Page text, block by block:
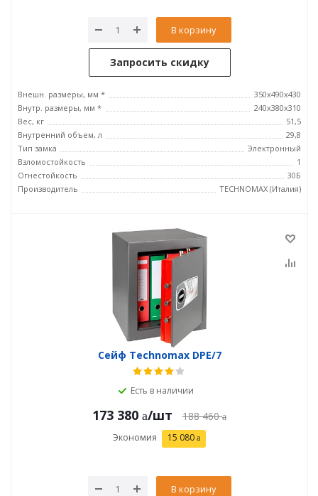
В корзину
Запросить скидку
Внешн. размеры, мм *
350х490х430
Внутр. размеры, мм *
240х380х310
Вес, кг
51,5
Внутренний объем, л
29,8
Тип замка
Электронный
Взломостойкость
1
Огнестойкость
30Б
Производитель
TECHNOMAX (Италия)
Сейф Technomax DPE/7
Есть в наличии
173 380 /шт 188 460
Экономия 15 080
В корзину